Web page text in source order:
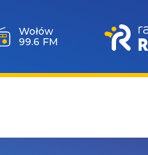
Milicz
88.5 FM